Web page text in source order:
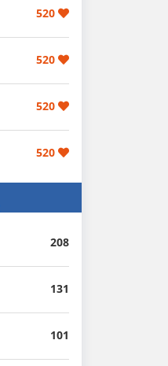
520
520
520
520
208
131
101